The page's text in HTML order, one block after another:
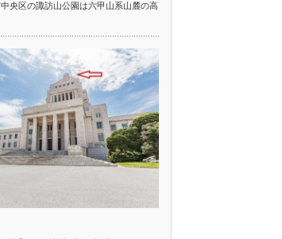
央区の諏訪山公園は六甲山系山麓の高